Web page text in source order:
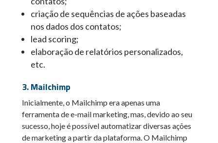
criação de sequências de ações baseadas
nos dados dos contatos;
lead scoring;
elaboração de relatórios personalizados,
etc.
3. Mailchimp
Inicialmente, o Mailchimp era apenas uma
ferramenta de e-mail marketing, mas, devido ao seu
sucesso, hoje é possível automatizar diversas ações
de marketing a partir da plataforma. O Mailchimp